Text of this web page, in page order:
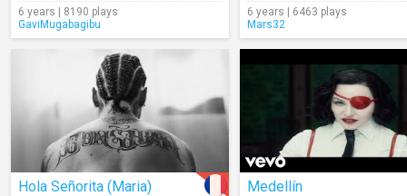
6 years | 8190 plays
GaviMugabagibu
6 years | 6463 plays
Mars32
Hola Señorita (Maria) Medellín